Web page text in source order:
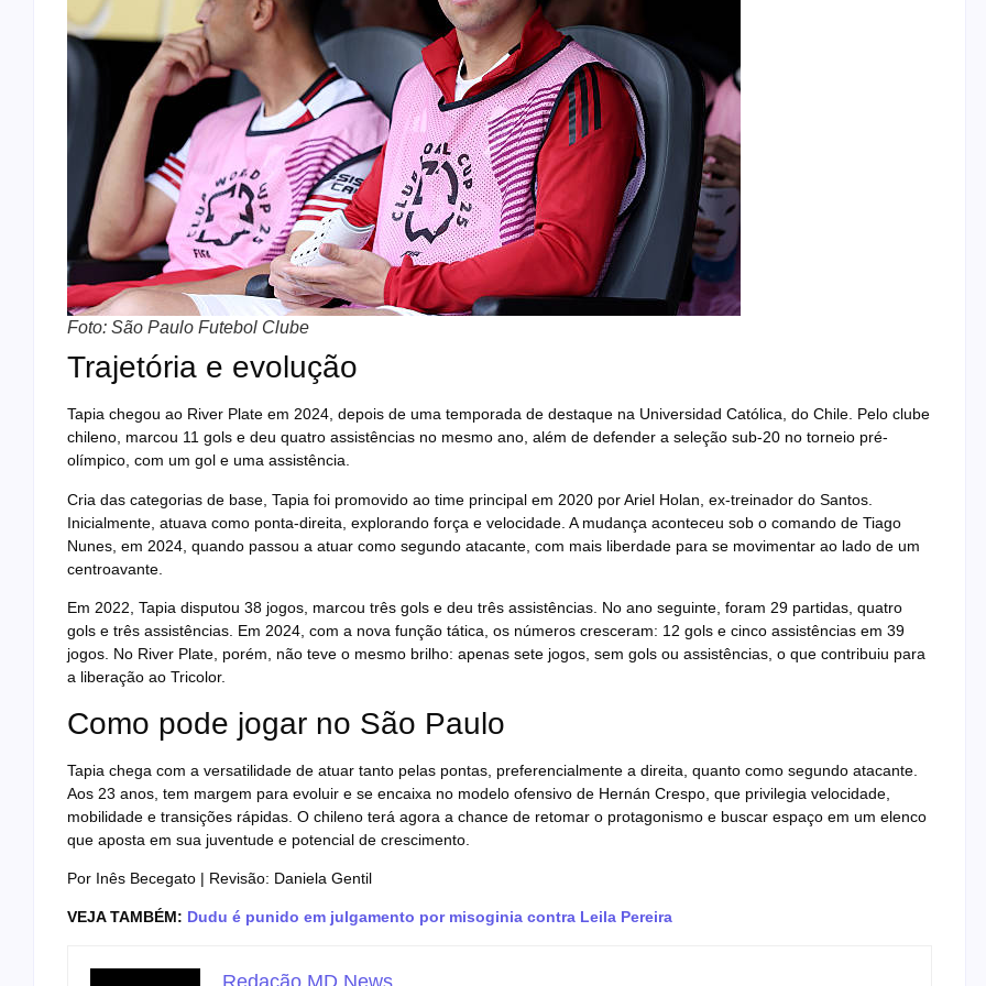
Foto: São Paulo Futebol Clube
Trajetória e evolução
Tapia chegou ao River Plate em 2024, depois de uma temporada de destaque na Universidad Católica, do Chile. Pelo clube
chileno, marcou 11 gols e deu quatro assistências no mesmo ano, além de defender a seleção sub-20 no torneio pré-
olímpico, com um gol e uma assistência.
Cria das categorias de base, Tapia foi promovido ao time principal em 2020 por Ariel Holan, ex-treinador do Santos.
Inicialmente, atuava como ponta-direita, explorando força e velocidade. A mudança aconteceu sob o comando de Tiago
Nunes, em 2024, quando passou a atuar como segundo atacante, com mais liberdade para se movimentar ao lado de um
centroavante.
Em 2022, Tapia disputou 38 jogos, marcou três gols e deu três assistências. No ano seguinte, foram 29 partidas, quatro
gols e três assistências. Em 2024, com a nova função tática, os números cresceram: 12 gols e cinco assistências em 39
jogos. No River Plate, porém, não teve o mesmo brilho: apenas sete jogos, sem gols ou assistências, o que contribuiu para
a liberação ao Tricolor.
Como pode jogar no São Paulo
Tapia chega com a versatilidade de atuar tanto pelas pontas, preferencialmente a direita, quanto como segundo atacante.
Aos 23 anos, tem margem para evoluir e se encaixa no modelo ofensivo de Hernán Crespo, que privilegia velocidade,
mobilidade e transições rápidas. O chileno terá agora a chance de retomar o protagonismo e buscar espaço em um elenco
que aposta em sua juventude e potencial de crescimento.
Por Inês Becegato | Revisão: Daniela Gentil
VEJA TAMBÉM: Dudu é punido em julgamento por misoginia contra Leila Pereira
Redação MD News